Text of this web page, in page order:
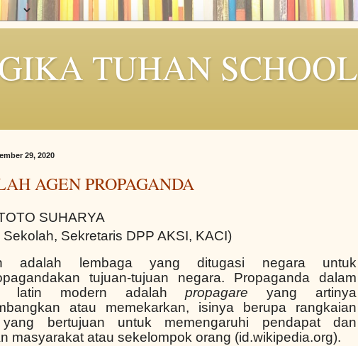
TUHAN SCHOOL
29, 2020
AGEN PROPAGANDA
SUHARYA
Sekolah, Sekretaris DPP AKSI, KACI)
adalah lembaga yang ditugasi negara untuk
tujuan-tujuan negara. Propaganda dalam
latin modern adalahpropagare yang artinya
atau memekarkan, isinya berupa rangkaian
bertujuan untuk memengaruhi pendapat dan
masyarakat atau sekelompok orang (id.wikipedia.org).